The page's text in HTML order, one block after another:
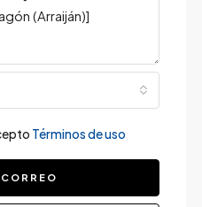
Términos de uso